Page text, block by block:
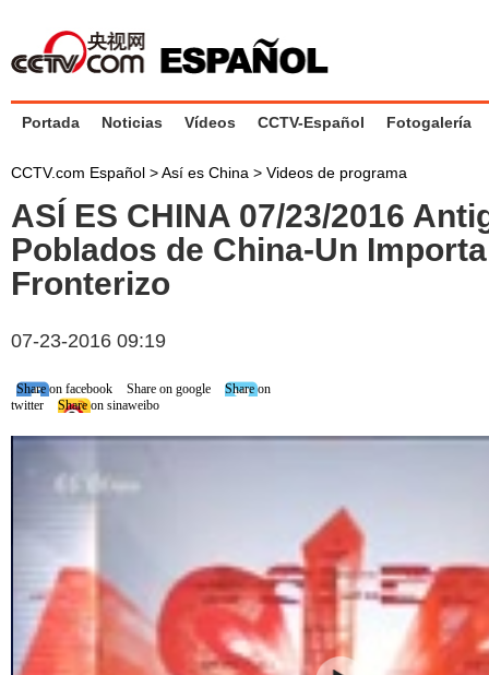
Portada Noticias Vídeos CCTV-Español Fotogalería
CCTV.com Español >Así es China > Videos de programa
ASÍ ES CHINA 07/23/2016
Poblados de China-Un
Fronterizo
07-23-2016 09:19
Share on facebook Share on google
Share on
twitter
Share on sinaweibo